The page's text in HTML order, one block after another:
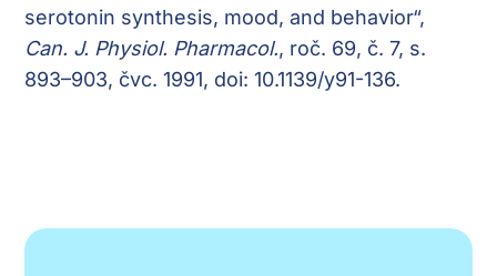
serotonin synthesis, mood, and behavior“,
Can. J. Physiol. Pharmacol., roč. 69, č. 7, s.
893–903, čvc. 1991, doi: 10.1139/y91-136.